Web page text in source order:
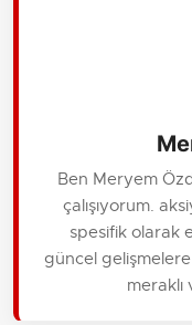
Ben Meryem
çalışıyorum.
spesifik olarak
güncel
meraklı